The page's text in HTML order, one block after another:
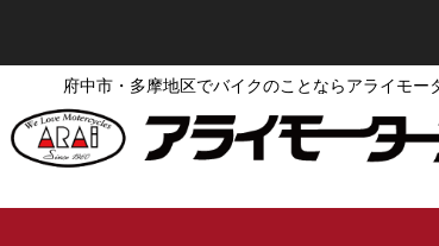
府中市・多摩地区でバイクのことならアライモー